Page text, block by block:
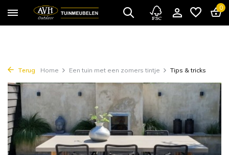
{!!% include 'snippets/cta.rain' %!!} 0
Terug Home Een tuin met een zomers tintje Tips & tricks